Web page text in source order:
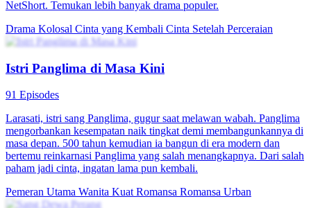
NetShort. Temukan lebih banyak drama populer.
Drama Kolosal Cinta yang Kembali Cinta Setelah Perceraian
Istri Panglima di Masa Kini
91 Episodes
Larasati, istri sang Panglima, gugur saat melawan wabah. Panglima
mengorbankan kesempatan naik tingkat demi membangunkannya di
masa depan. 500 tahun kemudian ia bangun di era modern dan
bertemu reinkarnasi Panglima yang salah menangkapnya. Dari salah
paham jadi cinta, ingatan lama pun kembali.
Pemeran Utama Wanita KuatRomansa Romansa Urban